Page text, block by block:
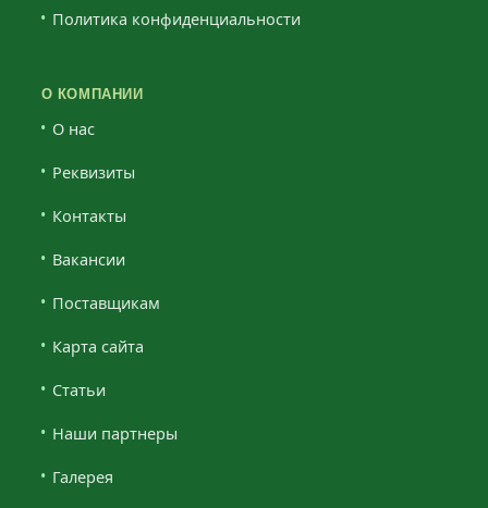
Политика конфиденциальности
О КОМПАНИИ
О нас
Реквизиты
Контакты
Вакансии
Поставщикам
Карта сайта
Статьи
Наши партнеры
Галерея